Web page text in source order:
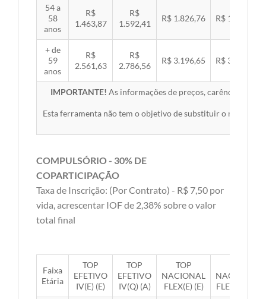
54 a
58
anos
R$
1.463,87
R$
1.592,41
R$ 1.826,76 R$ 1.882,45
+ de
59
anos
R$
2.561,63
R$
2.786,56
R$ 3.196,65 R$ 3.294,10
IMPORTANTE! As informações de preços, carências,
Esta ferramenta não tem o objetivo de substituir o material
COMPULSÓRIO - 30% DE
COPARTICIPAÇÃO
Taxa de Inscrição: (Por Contrato) - R$ 7,50 por
vida, acrescentar IOF de 2,38% sobre o valor
total final
Faixa
Etária
TOP
EFETIVO
IV(E) (E)
TOP
EFETIVO
IV(Q) (A)
TOP
NACIONAL
FLEX(E) (E)
NACIONAL
FLEX(Q) (A)